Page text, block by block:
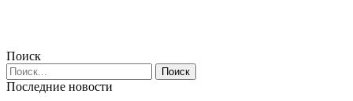
Поиск
Последние новости